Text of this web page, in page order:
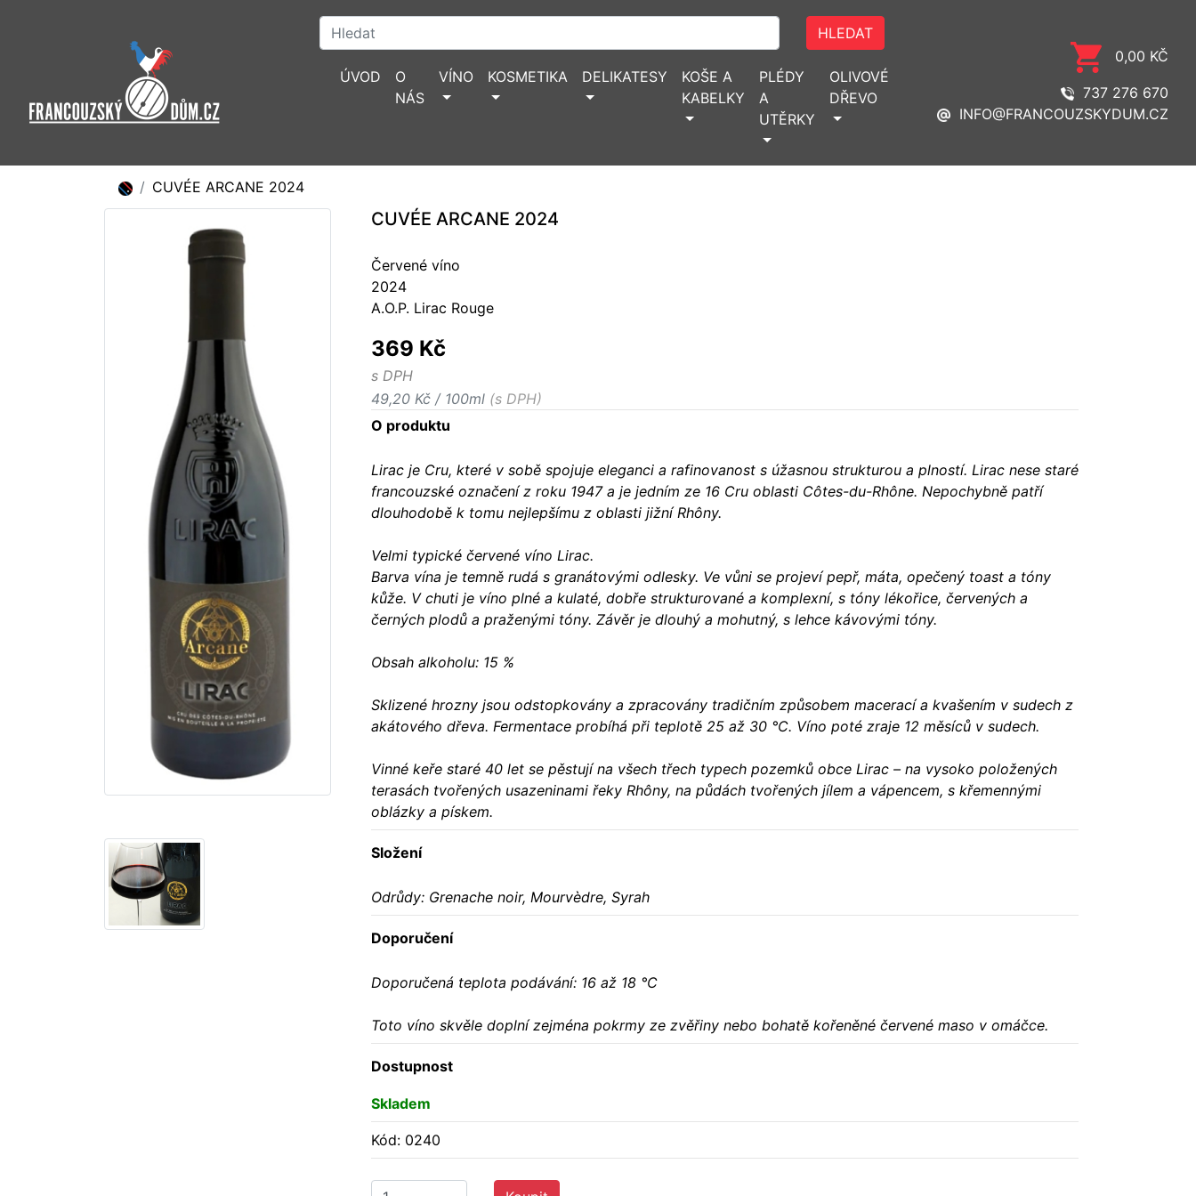
HLEDAT
ÚVOD
O
NÁS
VÍNO KOSMETIKA DELIKATESY
KOŠE A
KABELKY
PLÉDY
A
UTĚRKY
OLIVOVÉ
DŘEVO
0,00 KČ
737 276 670
INFO@FRANCOUZSKYDUM.CZ
CUVÉE ARCANE 2024
CUVÉE ARCANE 2024
Červené víno
2024
A.O.P. Lirac Rouge
369 Kč
s DPH
49,20 Kč / 100ml (s DPH)
O produktu
Lirac je Cru, které v sobě spojuje eleganci a rafinovanost s úžasnou strukturou a plností. Lirac nese staré
francouzské označení z roku 1947 a je jedním ze 16 Cru oblasti Côtes-du-Rhône. Nepochybně patří
dlouhodobě k tomu nejlepšímu z oblasti jižní Rhôny.
Velmi typické červené víno Lirac.
Barva vína je temně rudá s granátovými odlesky. Ve vůni se projeví pepř, máta, opečený toast a tóny
kůže. V chuti je víno plné a kulaté, dobře strukturované a komplexní, s tóny lékořice, červených a
černých plodů a praženými tóny. Závěr je dlouhý a mohutný, s lehce kávovými tóny.
Obsah alkoholu: 15 %
Sklizené hrozny jsou odstopkovány a zpracovány tradičním způsobem macerací a kvašením v sudech z
akátového dřeva. Fermentace probíhá při teplotě 25 až 30 °C. Víno poté zraje 12 měsíců v sudech.
Vinné keře staré 40 let se pěstují na všech třech typech pozemků obce Lirac – na vysoko položených
terasách tvořených usazeninami řeky Rhôny, na půdách tvořených jílem a vápencem, s křemennými
oblázky a pískem.
Složení
Odrůdy: Grenache noir, Mourvèdre, Syrah
Doporučení
Doporučená teplota podávání: 16 až 18 °C
Toto víno skvěle doplní zejména pokrmy ze zvěřiny nebo bohatě kořeněné červené maso v omáčce.
Dostupnost
Skladem
Kód: 0240